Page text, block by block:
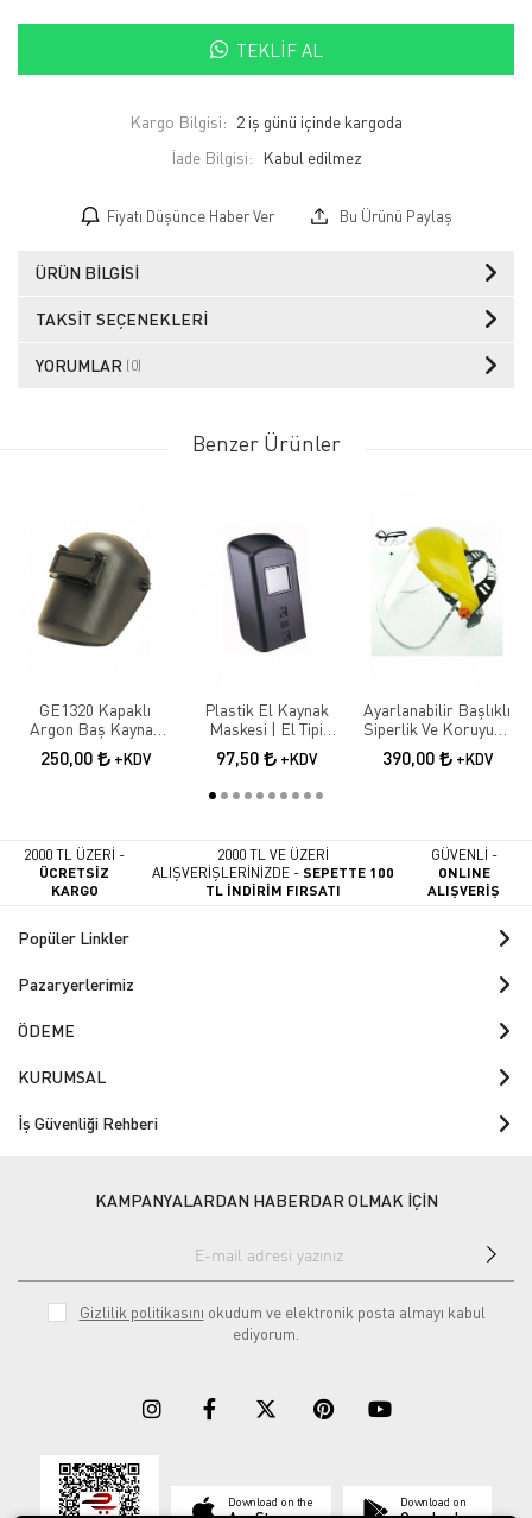
TEKLIF AL
Kargo Bilgisi: 2 iş günü içinde kargoda
İade Bilgisi:
Fiyatı Düşünce Haber Ver Bu Ürünü Paylaş
ÜRÜN BILGISI
TAKSIT SEÇENEKLERI
YORUMLAR (0)
Benzer Ürünler
GE1320 Kapaklı
Argon Baş Kaynak
Maskesi
250,00 +KDV
Plastik El Kaynak
Maskesi | El Tipi
Koruyucu Kaynakçı
Maskesi
97,50 +KDV
Ayarlanabilir Başlıklı
Siperlik Ve Koruyucu
İş Gözlüğü
390,00 +KDV
2000 TL ÜZERİ -
ÜCRETSİZ
KARGO
2000 TL VE ÜZERİ
ALIŞVERİŞLERİNİZDE -SEPETTE 100
TL İNDİRİM FIRSATI
GÜVENLİ -
ONLINE
ALIŞVERİŞ
Popüler Linkler
Pazaryerlerimiz
ÖDEME
KURUMSAL
İş Güvenliği Rehberi
KAMPANYALARDAN HABERDAR OLMAK İÇİN
Gizlilik politikasını okudum ve elektronik posta almayı kabul
ediyorum.
Download on the Download on